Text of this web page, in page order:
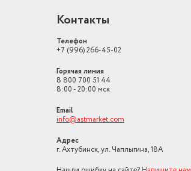
Контакты
Телефон
+7 (996) 266-45-02
Горячая линия
8 800 700 51 44
8:00 - 20:00 мск
Email
info@astmarket.com
Адрес
г. Ахтубинск, ул. Чаплыгина, 18А